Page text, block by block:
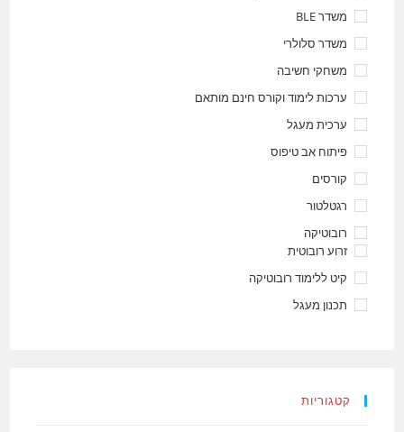
משדר BLE
משדר סלולרי
משחקי חשיבה
ערכות לימוד וקורס חינם מותאם
ערכית מעגל
פיתוח אב טיפוס
קורסים
רגטלטור
רובוטיקה
זרוע רובוטית
קיט ללימוד רובוטיקה
תכנון מעגל
קטגוריות